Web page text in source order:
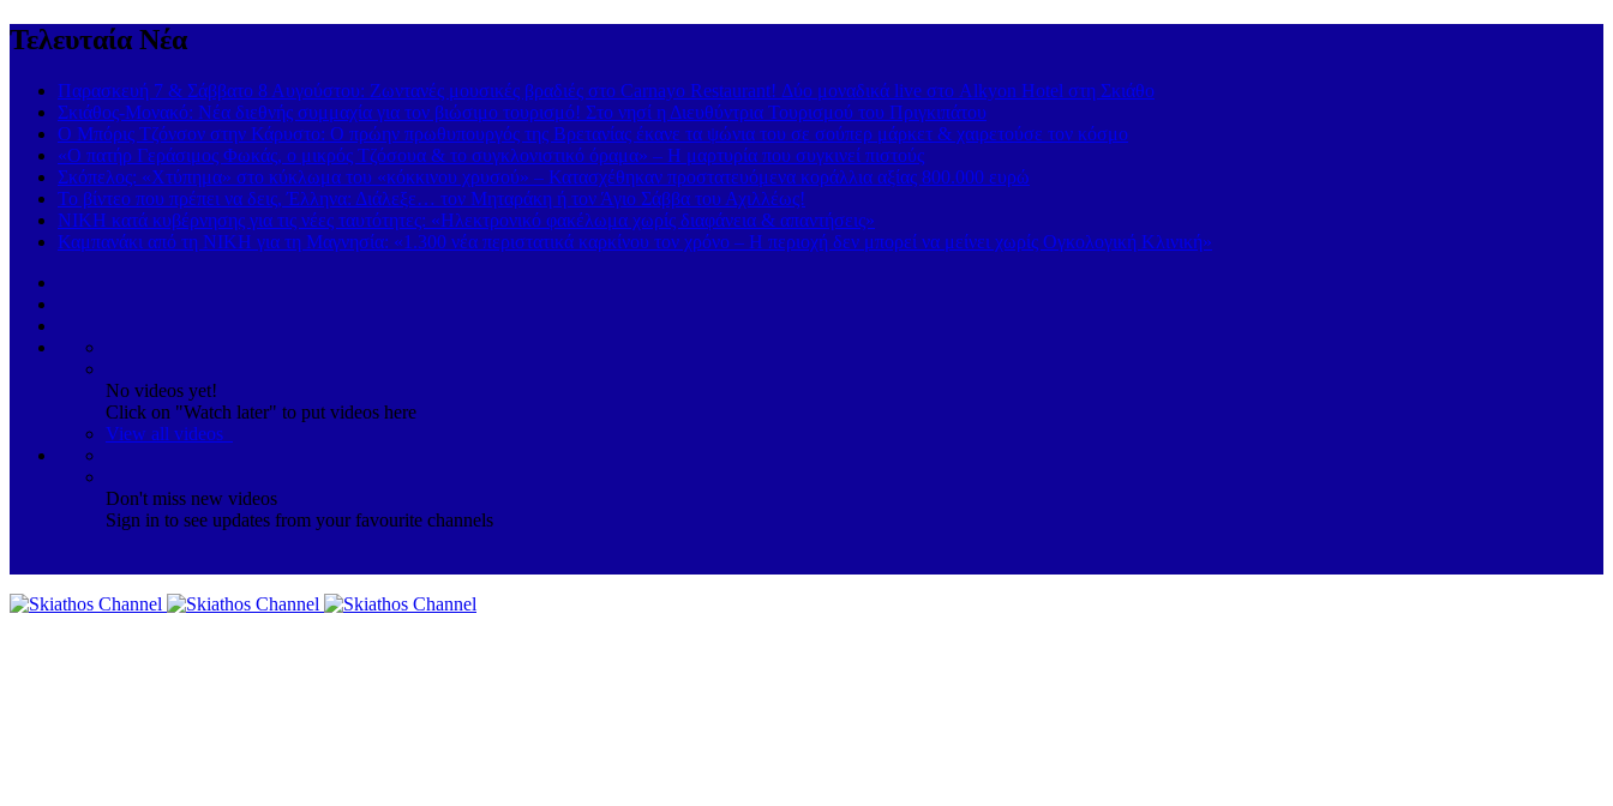
Τελευταία Νέα
Παρασκευή 7 & Σάββατο 8 Αυγούστου: Ζωντανές μουσικές βραδιές στο Carnayo Restaurant! Δύο μοναδικά live στο Alkyon Hotel στη Σκιάθο
Σκιάθος-Μονακό: Νέα διεθνής συμμαχία για τον βιώσιμο τουρισμό! Στο νησί η Διευθύντρια Τουρισμού του Πριγκιπάτου
Ο Μπόρις Τζόνσον στην Κάρυστο: Ο πρώην πρωθυπουργός της Βρετανίας έκανε τα ψώνια του σε σούπερ μάρκετ & χαιρετούσε τον κόσμο
«Ο πατήρ Γεράσιμος Φωκάς, ο μικρός Τζόσουα & το συγκλονιστικό όραμα» – Η μαρτυρία που συγκινεί πιστούς
Σκόπελος: «Χτύπημα» στο κύκλωμα του «κόκκινου χρυσού» – Κατασχέθηκαν προστατευόμενα κοράλλια αξίας 800.000 ευρώ
Το βίντεο που πρέπει να δεις, Έλληνα: Διάλεξε… τον Μηταράκη ή τον Άγιο Σάββα του Αχιλλέως!
ΝΙΚΗ κατά κυβέρνησης για τις νέες ταυτότητες: «Ηλεκτρονικό φακέλωμα χωρίς διαφάνεια & απαντήσεις»
Καμπανάκι από τη ΝΙΚΗ για τη Μαγνησία: «1.300 νέα περιστατικά καρκίνου τον χρόνο – Η περιοχή δεν μπορεί να μείνει χωρίς Ογκολογική Κλινική»
No videos yet!
Click on "Watch later" to put videos here
View all videos
Don't miss new videos
Sign in to see updates from your favourite channels